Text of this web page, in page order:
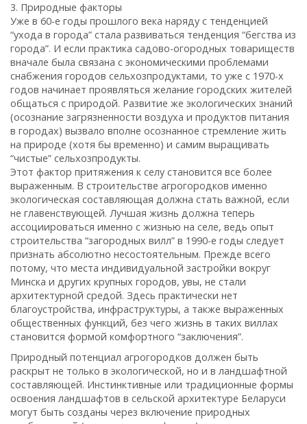
3. Природные факторы
Уже в 60-е годы прошлого века наряду с тенденцией
“ухода в города” стала развиваться тенденция “бегства из
города”. И если практика садово-огородных товариществ
вначале была связана с экономическими проблемами
снабжения городов сельхозпродуктами, то уже с 1970-х
годов начинает проявляться желание городских жителей
общаться с природой. Развитие же экологических знаний
(осознание загрязненности воздуха и продуктов питания
в городах) вызвало вполне осознанное стремление жить
на природе (хотя бы временно) и самим выращивать
“чистые” сельхозпродукты.
Этот фактор притяжения к селу становится все более
выраженным. В строительстве агрогородков именно
экологическая составляющая должна стать важной, если
не главенствующей. Лучшая жизнь должна теперь
ассоциироваться именно с жизнью на селе, ведь опыт
строительства “загородных вилл” в 1990-е годы следует
признать абсолютно несостоятельным. Прежде всего
потому, что места индивидуальной застройки вокруг
Минска и других крупных городов, увы, не стали
архитектурной средой. Здесь практически нет
благоустройства, инфраструктуры, а также выраженных
общественных функций, без чего жизнь в таких виллах
становится формой комфортного “заключения”.
Природный потенциал агрогородков должен быть
раскрыт не только в экологической, но и в ландшафтной
составляющей. Инстинктивные или традиционные формы
освоения ландшафтов в сельской архитектуре Беларуси
могут быть созданы через включение природных